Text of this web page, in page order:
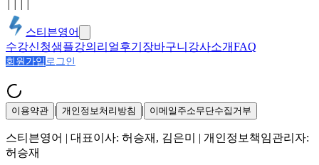
스티븐영어
수강신청샘플강의 리얼후기 장바구니 강사소개FAQ
회원가입 로그인
이용약관 | 개인정보처리방침 | 이메일주소무단수집거부
스티븐영어 | 대표이사: 허승재, 김은미
| 개인정보책임관리자:
허승재